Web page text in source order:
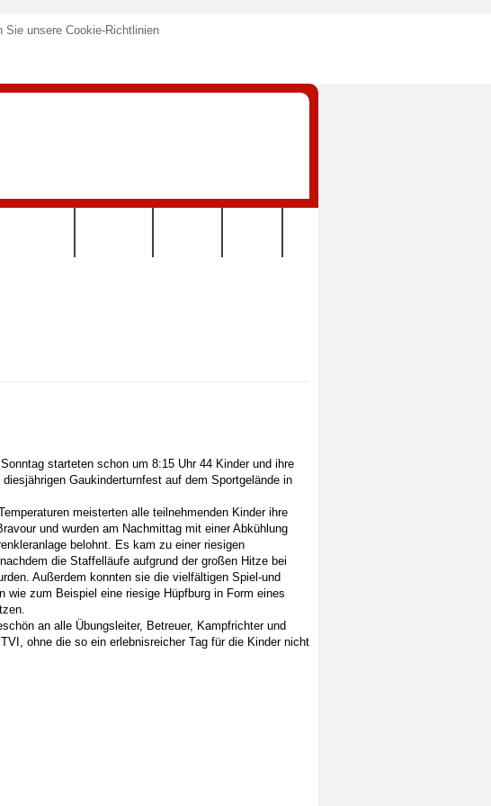
Sie unsere Cookie-Richtlinien
starteten schon um 8:15 Uhr 44 Kinder und ihre
Gaukinderturnfest auf dem Sportgelände in
meisterten alle teilnehmenden Kinder ihre
und wurden am Nachmittag mit einer Abkühlung
belohnt. Es kam zu einer riesigen
die Staffelläufe aufgrund der großen Hitze bei
Außerdem konnten sie die vielfältigen Spiel-und
wie zum Beispiel eine riesige Hüpfburg in Form eines
an alle Übungsleiter, Betreuer, Kampfrichter und
ohne die so ein erlebnisreicher Tag für die Kinder nicht